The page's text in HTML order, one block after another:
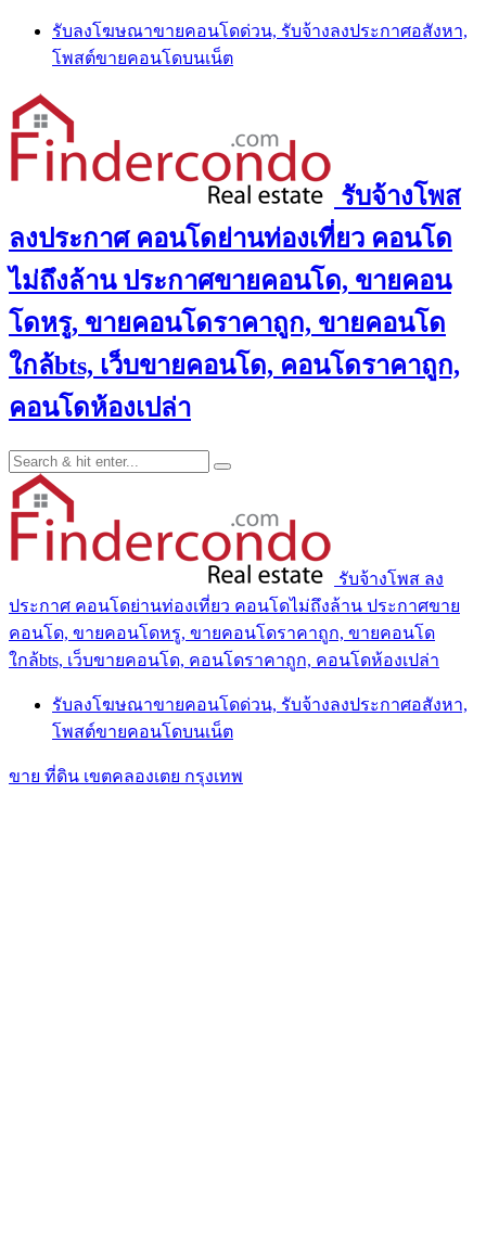
Skip
content
รับลงโฆษณาขายคอนโดด่วน, รับจ้างลงประกาศอสังหา,
โพสต์ขายคอนโดบนเน็ต
รับจ้างโพส
ลงประกาศ คอนโดย่านท่องเที่ยว คอนโด
ไม่ถึงล้าน ประกาศขายคอนโด, ขายคอน
โดหรู, ขายคอนโดราคาถูก, ขายคอนโด
ใกล้bts, เว็บขายคอนโด, คอนโดราคาถูก,
คอนโดห้องเปล่า
รับจ้างโพส ลง
ประกาศ คอนโดย่านท่องเที่ยว คอนโดไม่ถึงล้าน ประกาศขาย
คอนโด, ขายคอนโดหรู, ขายคอนโดราคาถูก, ขายคอนโด
ใกล้bts, เว็บขายคอนโด, คอนโดราคาถูก, คอนโดห้องเปล่า
รับลงโฆษณาขายคอนโดด่วน, รับจ้างลงประกาศอสังหา,
โพสต์ขายคอนโดบนเน็ต
ขาย ที่ดิน เขตคลองเตย กรุงเทพ